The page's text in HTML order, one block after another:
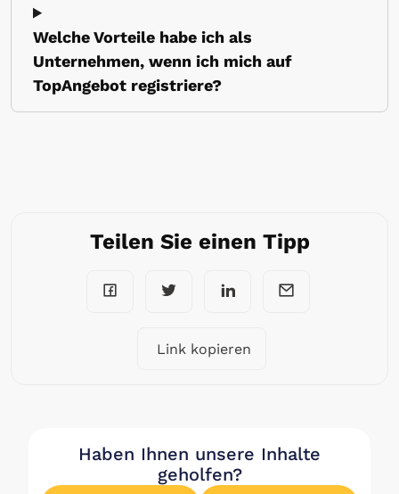
Welche Vorteile habe ich als
Unternehmen, wenn ich mich auf
TopAngebot registriere?
Teilen Sie einen Tipp
Link kopieren
Haben Ihnen unsere Inhalte
geholfen?